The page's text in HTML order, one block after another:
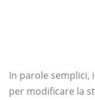
In parole semplici,
per modificare la